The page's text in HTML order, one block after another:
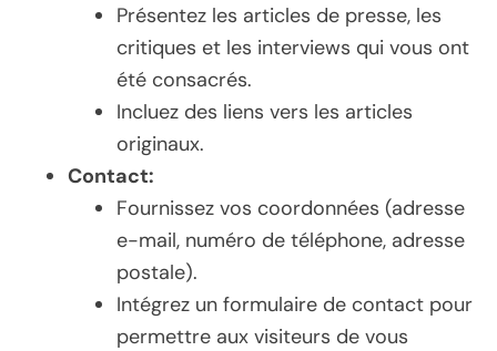
Présentez les articles de presse, les
critiques et les interviews qui vous ont
été consacrés.
Incluez des liens vers les articles
originaux.
Contact:
Fournissez vos coordonnées (adresse
e-mail, numéro de téléphone, adresse
postale).
Intégrez un formulaire de contact pour
permettre aux visiteurs de vous